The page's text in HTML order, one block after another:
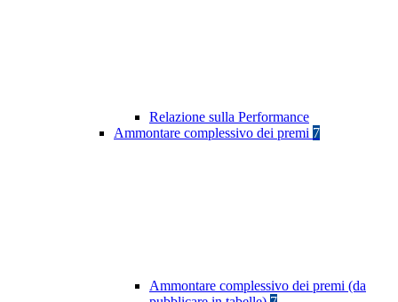
Relazione sulla Performance
Ammontare complessivo dei premi 7
Ammontare complessivo dei premi (da